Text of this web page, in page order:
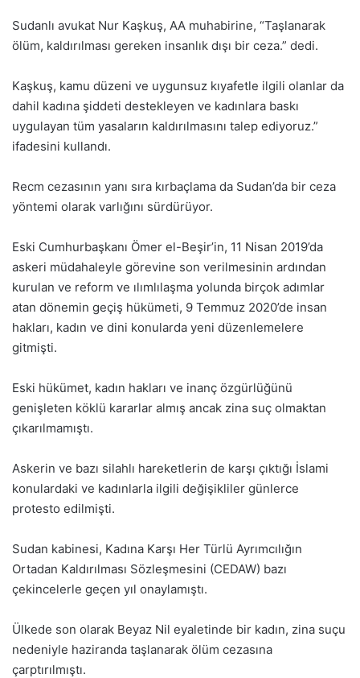
Sudanlı avukat Nur Kaşkuş, AA muhabirine, “Taşlanarak
ölüm, kaldırılması gereken insanlık dışı bir ceza.” dedi.
Kaşkuş, kamu düzeni ve uygunsuz kıyafetle ilgili olanlar da
dahil kadına şiddeti destekleyen ve kadınlara baskı
uygulayan tüm yasaların kaldırılmasını talep ediyoruz.”
ifadesini kullandı.
Recm cezasının yanı sıra kırbaçlama da Sudan’da bir ceza
yöntemi olarak varlığını sürdürüyor.
Eski Cumhurbaşkanı Ömer el-Beşir’in, 11 Nisan 2019’da
askeri müdahaleyle görevine son verilmesinin ardından
kurulan ve reform ve ılımlılaşma yolunda birçok adımlar
atan dönemin geçiş hükümeti, 9 Temmuz 2020’de insan
hakları, kadın ve dini konularda yeni düzenlemelere
gitmişti.
Eski hükümet, kadın hakları ve inanç özgürlüğünü
genişleten köklü kararlar almış ancak zina suç olmaktan
çıkarılmamıştı.
Askerin ve bazı silahlı hareketlerin de karşı çıktığı İslami
konulardaki ve kadınlarla ilgili değişikliler günlerce
protesto edilmişti.
Sudan kabinesi, Kadına Karşı Her Türlü Ayrımcılığın
Ortadan Kaldırılması Sözleşmesini (CEDAW) bazı
çekincelerle geçen yıl onaylamıştı.
Ülkede son olarak Beyaz Nil eyaletinde bir kadın, zina suçu
nedeniyle haziranda taşlanarak ölüm cezasına
çarptırılmıştı.